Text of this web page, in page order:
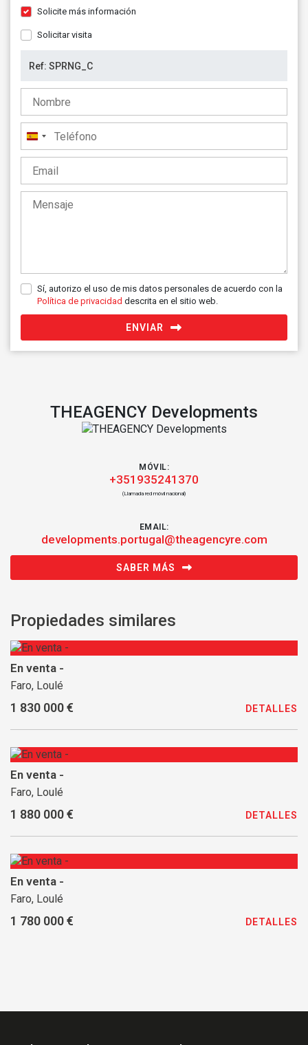
Solicite más información
Solicitar visita
España
+34
Sí, autorizo el uso de mis datos personales de acuerdo con la
Política de privacidad descrita en el sitio web.
ENVIAR
THEAGENCY Developments
MÓVIL:
+351935241370
(Llamada red móvil nacional)
EMAIL:
developments.portugal@theagencyre.com
SABER MÁS
Propiedades similares
En venta -
Faro, Loulé
1 830 000 € DETALLES
En venta -
Faro, Loulé
1 880 000 € DETALLES
En venta -
Faro, Loulé
1 780 000 € DETALLES